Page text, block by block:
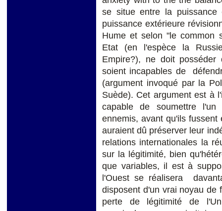
se situe entre la puissance
puissance extérieure
Hume et selon "le common
Etat (en l'espèce la
Empire?), ne doit
soient incapables de
(argument invoqué par la
Suède). Cet argument est à
capable de soumettre
ennemis, avant qu'ils
auraient dû préserver leur
relations internationales la
sur la légitimité, bien
que variables, il est à
l'Ouest se réalisera
disposent d'un vrai noyau de
perte de légitimité de